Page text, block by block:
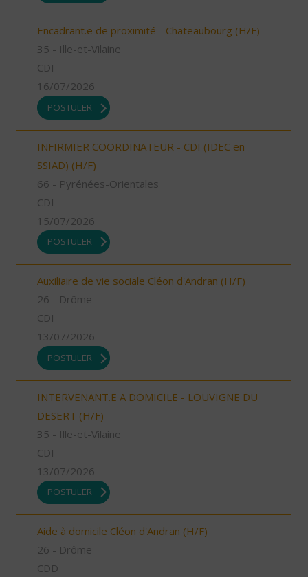
Encadrant.e de proximité - Chateaubourg (H/F)
35 - Ille-et-Vilaine
CDI
16/07/2026
POSTULER
INFIRMIER COORDINATEUR - CDI (IDEC en
SSIAD) (H/F)
66 - Pyrénées-Orientales
CDI
15/07/2026
POSTULER
Auxiliaire de vie sociale Cléon d'Andran (H/F)
26 - Drôme
CDI
13/07/2026
POSTULER
INTERVENANT.E A DOMICILE - LOUVIGNE DU
DESERT (H/F)
35 - Ille-et-Vilaine
CDI
13/07/2026
POSTULER
Aide à domicile Cléon d'Andran (H/F)
26 - Drôme
CDD